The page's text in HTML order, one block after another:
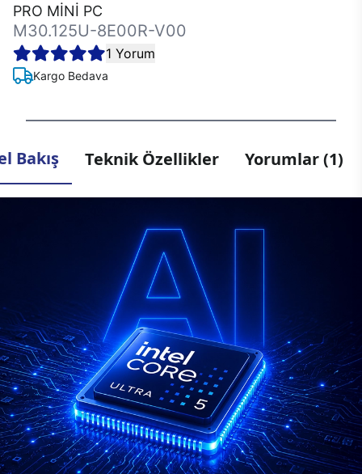
PRO MİNİ PC
M30.125U-8E00R-V00
1 Yorum
Kargo Bedava
Bakış Teknik Özellikler Yorumlar (1)